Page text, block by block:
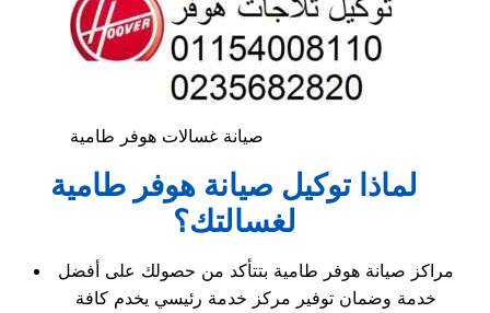
صيانة غسالات هوفر طامية
لماذا توكيل صيانة هوفر طامية
لغسالتك؟
مراكز صيانة هوفر طامية بتتأكد من حصولك على أفضل
خدمة وضمان توفير مركز خدمة رئيسي يخدم كافة